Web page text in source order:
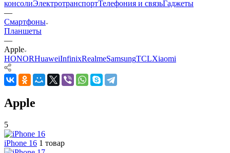
консолиЭлектротранспортТелефония и связьГаджеты
—
Смартфоны
Планшеты
—
Apple
HONORHuaweiInfinixRealmeSamsungTCLXiaomi
Apple
5
iPhone 16 1 товар